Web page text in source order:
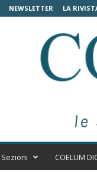
NEWSLETTER LA
Sezioni COELUM